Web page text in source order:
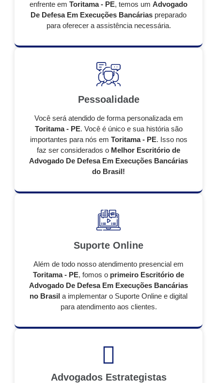
enfrente em Toritama - PE, temos um Advogado
De Defesa Em Execuções Bancárias preparado
para oferecer a assistência necessária.
Pessoalidade
Você será atendido de forma personalizada em
Toritama - PE. Você é único e sua história são
importantes para nós em Toritama - PE. Isso nos
faz ser considerados o Melhor Escritório de
Advogado De Defesa Em Execuções Bancárias
do Brasil!
Suporte Online
Além de todo nosso atendimento presencial em
Toritama - PE, fomos o primeiro Escritório de
Advogado De Defesa Em Execuções Bancárias
no Brasil a implementar o Suporte Online e digital
para atendimento aos clientes.
Advogados Estrategistas